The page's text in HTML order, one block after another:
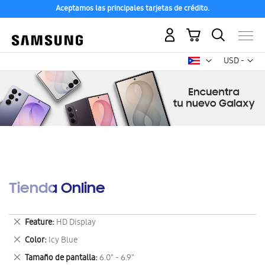
Aceptamos las principales tarjetas de crédito.
USD -
dólar
Mi carrito
Tienda Online
Feature HD Display
Eliminar
este
artículo
Color Icy Blue
Eliminar
este
Tamaño de pantalla 6.0" - 6.9"
Eliminar